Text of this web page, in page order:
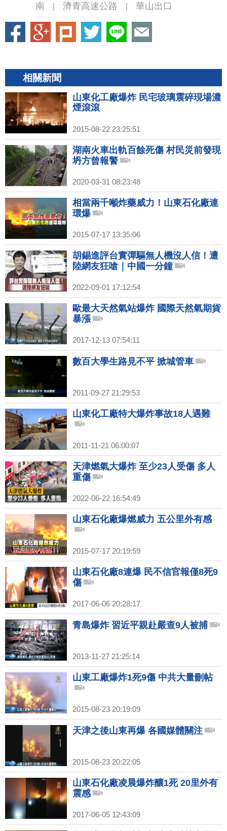
南
濟青高速公路 華山出口
相關新聞
山東化工廠爆炸 民宅玻璃震碎現場濃
煙滾滾
2015-08-22 23:25:51
湖南火車出軌百餘死傷 村民災前發現
坍方曾報警
2020-03-31 08:23:48
相當兩千噸炸藥威力！山東石化廠連
環爆
2015-07-17 13:35:06
胡錫進評台實彈驅無人機沒人信！遭
陸網友狂嗆｜中國一分鐘
2022-09-01 17:12:54
歐最大天然氣站爆炸 國際天然氣期貨
暴漲
2017-12-13 07:54:11
數百大學生路見不平 掀城管車
2011-09-27 21:29:53
山東化工廠特大爆炸事故18人遇難
2011-11-21 06:00:07
天津燃氣大爆炸 至少23人受傷 多人
重傷
2022-06-22 16:54:49
山東石化廠爆燃威力 五公里外有感
2015-07-17 20:19:59
山東石化廠8連爆 民不信官報僅8死9
傷
2017-06-06 20:28:17
青島爆炸 習近平親赴嚴查9人被捕
2013-11-27 21:25:14
山東工廠爆炸1死9傷 中共大量刪帖
2015-08-23 20:19:09
天津之後山東再爆 各國媒體關注
2015-08-23 20:22:05
山東石化廠凌晨爆炸釀1死 20里外有
震感
2017-06-05 12:43:09